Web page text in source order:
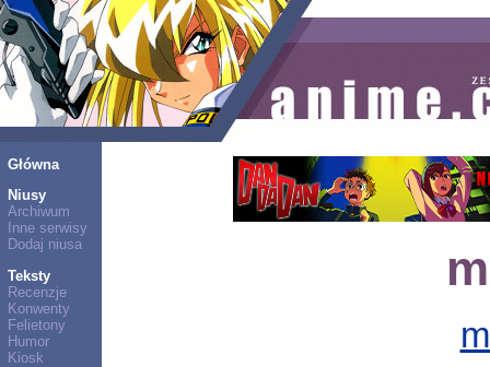
Główna
Niusy
Archiwum
Inne serwisy
Dodaj niusa
Teksty
Recenzje
Konwenty
Felietony
Humor
Kiosk